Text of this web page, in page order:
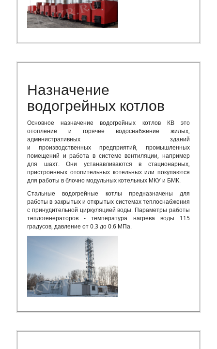
Назначение
водогрейных котлов
Основное назначение водогрейных котлов КВ это
отопление и горячее водоснабжение жилых,
административных зданий
и производственных предприятий, промышленных
помещений и работа в системе вентиляции, например
для шахт. Они устанавливаются в стационарных,
пристроенных отопительных котельных или покупаются
для работы в блочно модульных котельных МКУ и БМК.
Стальные водогрейные котлы предназначены для
работы в закрытых и открытых системах теплоснабжения
с принудительной циркуляцией воды. Параметры работы
теплогенераторов - температура нагрева воды 115
градусов, давление от 0.3 до 0.6 МПа.